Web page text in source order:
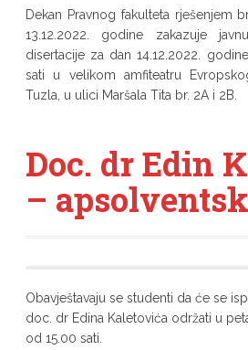
Dekan Pravnog fakulteta rješenjem
13.12.2022. godine zakazuje
disertacije za dan 14.12.2022.
sati u velikom amfiteatru
Tuzla, u ulici Maršala Tita br. 2A i 2B.
Doc. dr Edin
–
Obavještavaju se studenti da će se
doc. dr Edina Kaletovića održati u
od 15.00 sati.